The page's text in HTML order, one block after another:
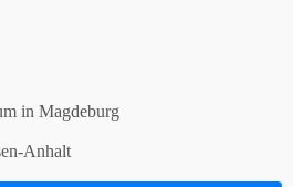
in Magdeburg
Anhalt